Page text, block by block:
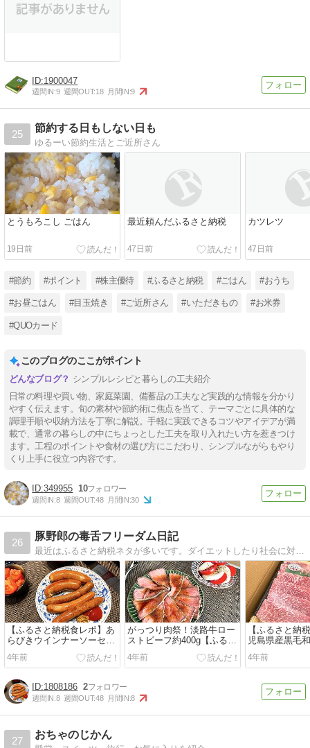
1900047
週間IN:9 週間OUT:18 月間IN:9
25
節約する日もしない日も
ゆるーい節約生活とご近所さん
とうもろこし ごはん
19日前
最近頼んだふるさと納税
47日前
カツレツ
47日前
#節約 #ポイント #株主優待 #ふるさと納税 #ごはん #おうち
#お昼ごはん #目玉焼き #ご近所さん #いただきもの #お米券
#QUOカード
このブログのここがポイント
シンプルレシピと暮らしの工夫紹介
日常の料理や買い物、家庭菜園、備蓄品の工夫など実践的な情報を分かり
やすく伝えます。旬の素材や節約術に焦点を当て、テーマごとに具体的な
調理手順や収納方法を丁寧に解説。手軽に実践できるコツやアイデアが満
載で、通常の暮らしの中にちょっとした工夫を取り入れたい方を惹きつけ
ます。工程のポイントや食材の選び方にこだわり、シンプルながらもやり
くり上手に役立つ内容です。
349955 10
週間IN:8 週間OUT:48 月間IN:30
26
豚野郎の毒舌フリーダム日記
最近はふるさと納税ネタが多いです。ダイエットしたり社会に対して愚痴ったり、日々思うことを書いてみたり。ショモモンですがよろしくお願いいたします。
【ふるさと納税食レポ】あ
らびきウインナーソーセー
ジ＆フランクフルトソーセ
ージ 2.2kg
4年前
がっつり肉祭！淡路牛ロー
ストビーフ約400g【ふるさ
と納税食レポ】
4年前
【ふるさと納
児島県産黒毛
計2.5kg以上！
4年前
1808186 2
週間IN:8 週間OUT:48 月間IN:8
27
おちゃのじかん